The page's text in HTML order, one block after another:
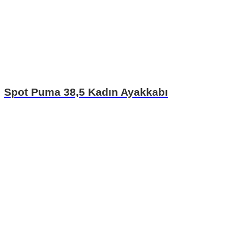
Spot Puma 38,5 Kadın Ayakkabı